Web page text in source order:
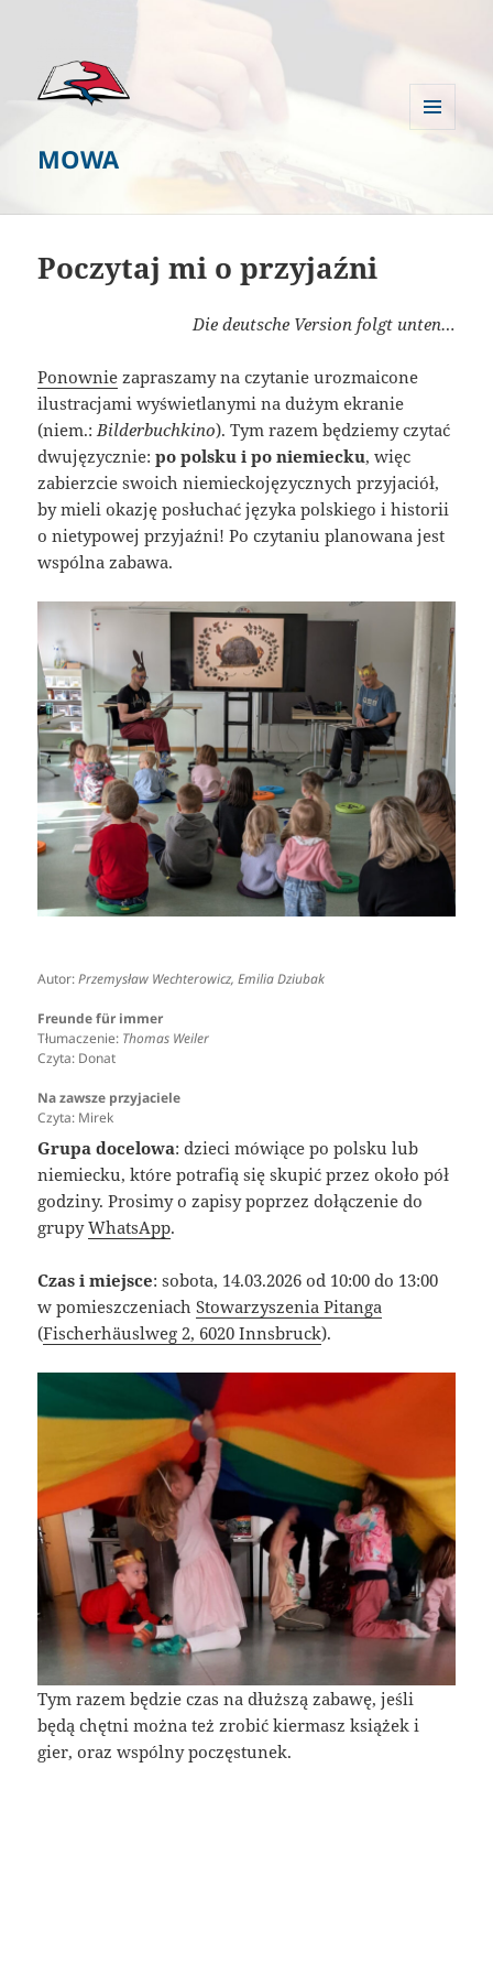
MOWA
Poczytaj mi o przyjaźni
Die deutsche Version folgt unten…
Ponownie zapraszamy na czytanie urozmaicone
ilustracjami wyświetlanymi na dużym ekranie
(niem.:Bilderbuchkino). Tym razem będziemy czytać
dwujęzycznie:po polsku i po niemiecku, więc
zabierzcie swoich niemieckojęzycznych przyjaciół,
by mieli okazję posłuchać języka polskiego i historii
o nietypowej przyjaźni! Po czytaniu planowana jest
wspólna zabawa.
Autor:Przemysław Wechterowicz, Emilia Dziubak
Freunde für immer
Tłumaczenie: Thomas Weiler
Czyta: Donat
Na zawsze przyjaciele
Czyta: Mirek
Grupa docelowa: dzieci mówiące po polsku lub
niemiecku, które potrafią się skupić przez około pół
godziny. Prosimy o zapisy poprzez dołączenie do
grupyWhatsApp.
Czas i miejsce: sobota, 14.03.2026 od 10:00 do 13:00
w pomieszczeniachStowarzyszenia Pitanga
(Fischerhäuslweg 2, 6020 Innsbruck).
Tym razem będzie czas na dłuższą zabawę, jeśli
będą chętni można też zrobić kiermasz książek i
gier, oraz wspólny poczęstunek.